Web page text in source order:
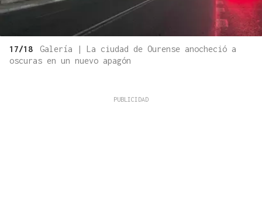
17/18
Galería | La ciudad de Ourense anocheció a
oscuras en un nuevo apagón